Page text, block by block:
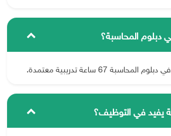
دبلوم المحاسبة؟
67 ساعة تدريبية معتمدة.
يفيد في التوظيف؟